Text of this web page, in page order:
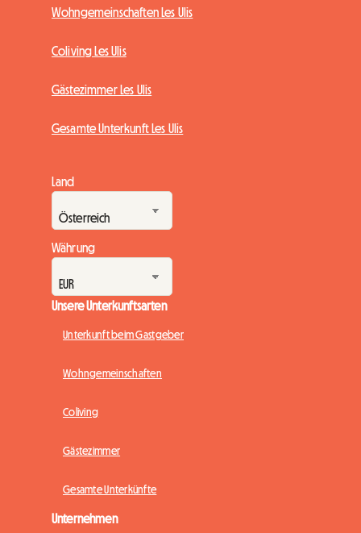
Wohngemeinschaften Les Ulis
Coliving Les Ulis
Gästezimmer Les Ulis
Gesamte Unterkunft Les Ulis
Land
Währung
Unsere Unterkunftsarten
Unterkunft beim Gastgeber
Wohngemeinschaften
Coliving
Gästezimmer
Gesamte Unterkünfte
Unternehmen